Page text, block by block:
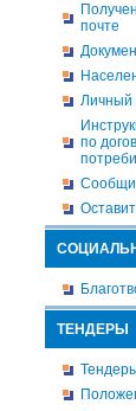
почте
Личный
по
ТЕНДЕРЫ